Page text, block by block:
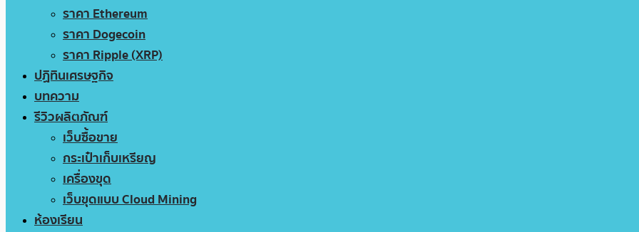
ราคา Ethereum
ราคา Dogecoin
ราคา Ripple (XRP)
ปฏิทินเศรษฐกิจ
บทความ
รีวิวผลิตภัณฑ์
เว็บซื้อขาย
กระเป๋าเก็บเหรียญ
เครื่องขุด
เว็บขุดแบบ Cloud Mining
ห้องเรียน